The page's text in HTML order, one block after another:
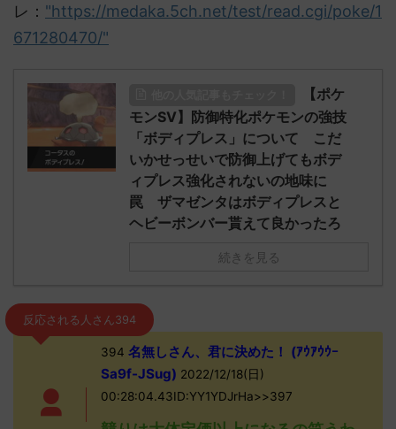
レ： "https://medaka.5ch.net/test/read.cgi/poke/1
671280470/"
【ポケ
モンSV】防御特化ポケモンの強技
「ボディプレス」について こだ
いかせっせいで防御上げてもボデ
ィプレス強化されないの地味に
罠 ザマゼンタはボディプレスと
ヘビーボンバー貰えて良かったろ
続きを見る
反応される人さん394
394 名無しさん、君に決めた！ (ｱｳｱｳｳｰ
Sa9f-JSug) 2022/12/18(日)
00:28:04.43ID:YY1YDJrHa>>397